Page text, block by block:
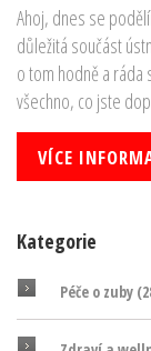
Ahoj, dnes se
důležitá součást
o tom hodně a ráda
všechno, co jste
objevit, jak to dělat
VÍCE
Kategorie
Péče o zuby